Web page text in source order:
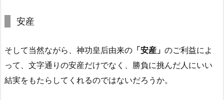
安産
そして当然ながら、 神功皇后由来の 「安産」 のご利益によ
って、文字通りの安産だけでなく、勝負に挑んだ人にいい
結実をもたらしてくれるのではないだろうか。